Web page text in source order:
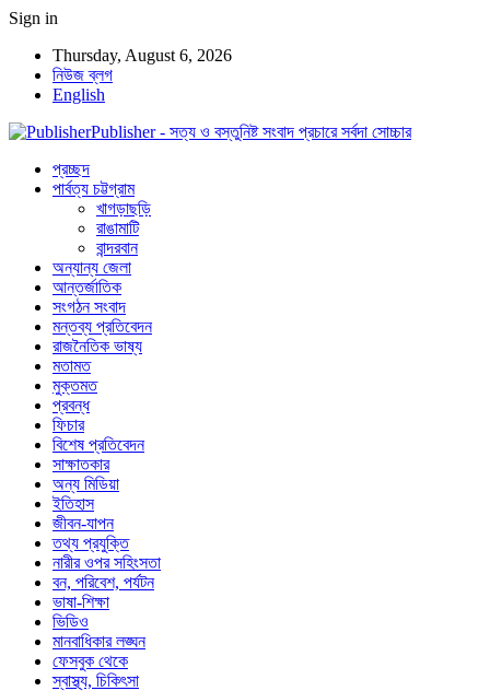
Sign in
Thursday, August 6, 2026
নিউজ ব্লগ
English
Publisher - সত্য ও বস্তুনিষ্ট সংবাদ প্রচারে সর্বদা সোচ্চার
প্রচ্ছদ
পার্বত্য চট্টগ্রাম
খাগড়াছড়ি
রাঙামাটি
বান্দরবান
অন্যান্য জেলা
আন্তর্জাতিক
সংগঠন সংবাদ
মন্তব্য প্রতিবেদন
রাজনৈতিক ভাষ্য
মতামত
মুক্তমত
প্রবন্ধ
ফিচার
বিশেষ প্রতিবেদন
সাক্ষাতকার
অন্য মিডিয়া
ইতিহাস
জীবন-যাপন
তথ্য প্রযুক্তি
নারীর ওপর সহিংসতা
বন, পরিবেশ, পর্যটন
ভাষা-শিক্ষা
ভিডিও
মানবাধিকার লঙ্ঘন
ফেসবুক থেকে
স্বাস্থ্য, চিকিৎসা